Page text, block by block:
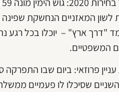
בדיוק בעמדת לשון המאזניים הנחשקת
"דרך ארץ" – יוכלו בכל רגע
המשפטיים.
פרוזאי: ביום שבו התפרקה
שסיכלו לו פעמיים